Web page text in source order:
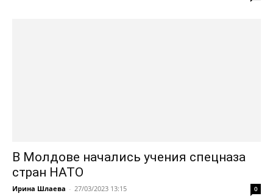
В Молдове начались учения спецназа
стран НАТО
Ирина Шлаева - 27/03/2023 13:15 0